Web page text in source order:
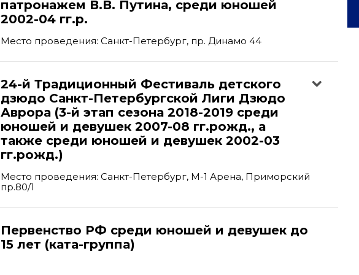
патронажем В.В. Путина, среди юношей
2002-04 гг.р.
Место проведения: Санкт-Петербург, пр. Динамо 44
24-й Традиционный Фестиваль детского
дзюдо Санкт-Петербургской Лиги Дзюдо
Аврора (3-й этап сезона 2018-2019 среди
юношей и девушек 2007-08 гг.рожд., а
также среди юношей и девушек 2002-03
гг.рожд.)
Место проведения: Санкт-Петербург, М-1 Арена, Приморский
пр.80/1
Первенство РФ среди юношей и девушек до
15 лет (ката-группа)